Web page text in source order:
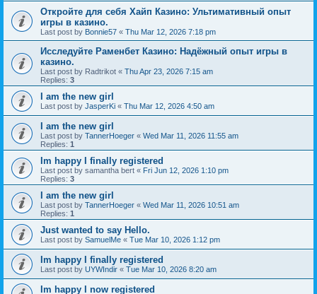
Откройте для себя Хайп Казино: Ультимативный опыт
игры в казино.
Last post by Bonnie57 « Thu Mar 12, 2026 7:18 pm
Исследуйте Раменбет Казино: Надёжный опыт игры в
казино.
Last post by Radtrikot « Thu Apr 23, 2026 7:15 am
Replies: 3
I am the new girl
Last post by JasperKi « Thu Mar 12, 2026 4:50 am
I am the new girl
Last post by TannerHoeger « Wed Mar 11, 2026 11:55 am
Replies: 1
Im happy I finally registered
Last post by samantha bert « Fri Jun 12, 2026 1:10 pm
Replies: 3
I am the new girl
Last post by TannerHoeger « Wed Mar 11, 2026 10:51 am
Replies: 1
Just wanted to say Hello.
Last post by SamuelMe « Tue Mar 10, 2026 1:12 pm
Im happy I finally registered
Last post by UYWIndir « Tue Mar 10, 2026 8:20 am
Im happy I now registered